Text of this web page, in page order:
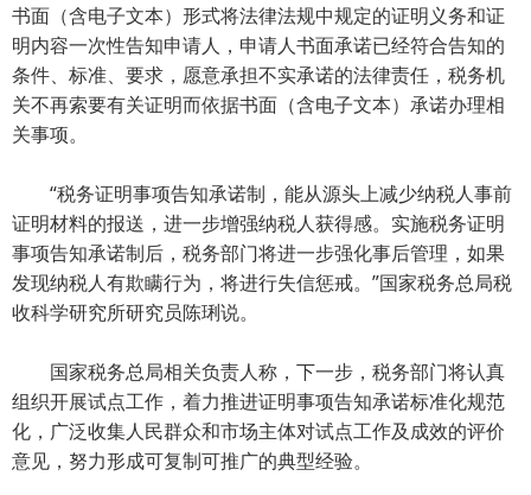
书面（含电子文本）形式将法律法规中规定的证明义务和证
明内容一次性告知申请人，申请人书面承诺已经符合告知的
条件、标准、要求，愿意承担不实承诺的法律责任，税务机
关不再索要有关证明而依据书面（含电子文本）承诺办理相
关事项。
“税务证明事项告知承诺制，能从源头上减少纳税人事前
证明材料的报送，进一步增强纳税人获得感。实施税务证明
事项告知承诺制后，税务部门将进一步强化事后管理，如果
发现纳税人有欺瞒行为，将进行失信惩戒。”国家税务总局税
收科学研究所研究员陈琍说。
国家税务总局相关负责人称，下一步，税务部门将认真
组织开展试点工作，着力推进证明事项告知承诺标准化规范
化，广泛收集人民群众和市场主体对试点工作及成效的评价
意见，努力形成可复制可推广的典型经验。